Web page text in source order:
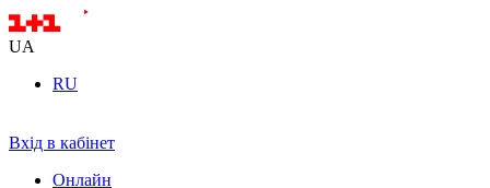
UA
RU
Вхід в кабінет
Онлайн